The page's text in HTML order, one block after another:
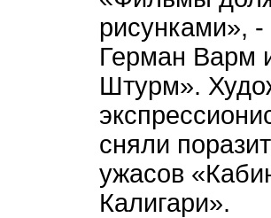
рисунками», -
Герман Варм
Штурм».
сняли
ужасов
Калигари».